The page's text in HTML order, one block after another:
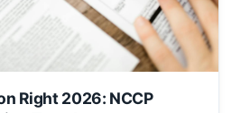
Right 2026: NCCP